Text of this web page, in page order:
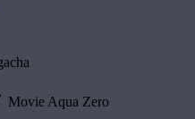
Movie Aqua Zero